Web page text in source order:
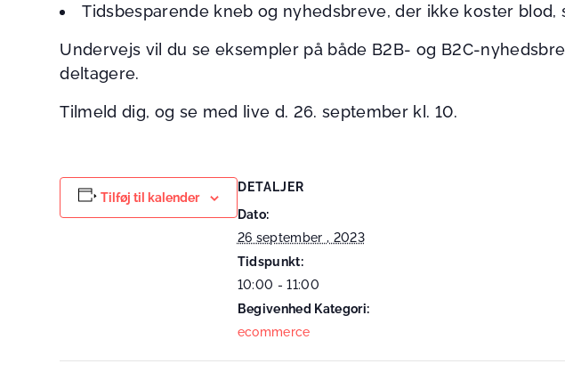
Tidsbesparende kneb og nyhedsbreve, der ikke koster blod,
Undervejs vil du se eksempler på både B2B- og B2C-
deltagere.
Tilmeld dig, og se med live d. 26. september kl. 10.
Tilføj til kalender
DETALJER
Dato:
26 september , 2023
Tidspunkt:
10:00 - 11:00
Begivenhed Kategori:
ecommerce